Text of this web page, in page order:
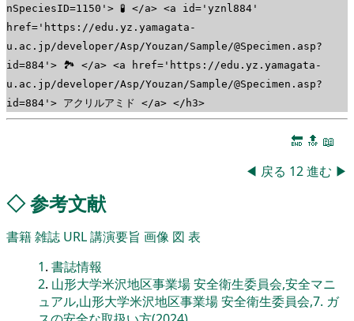
nSpeciesID=1150'> 🧪 </a> <a id='yznl884'
href='https://edu.yz.yamagata-
u.ac.jp/developer/Asp/Youzan/Sample/@Specimen.asp?
id=884'> 🏞 </a> <a href='https://edu.yz.yamagata-
u.ac.jp/developer/Asp/Youzan/Sample/@Specimen.asp?
id=884'> アクリルアミド </a> </h3>
🔚 🔝 📖
◀ 戻る 12進む ▶
◇参考文献
書籍雑誌 URL講演要旨 画像 図 表
1. 書誌情報
2. 山形大学米沢地区事業場 安全衛生委員会,安全マニ
ュアル,山形大学米沢地区事業場 安全衛生委員会,7. ガ